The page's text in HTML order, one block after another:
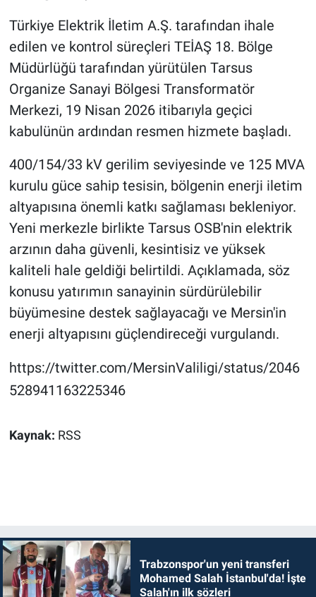
Türkiye Elektrik İletim A.Ş. tarafından ihale
edilen ve kontrol süreçleri TEİAŞ 18. Bölge
Müdürlüğü tarafından yürütülen Tarsus
Organize Sanayi Bölgesi Transformatör
Merkezi, 19 Nisan 2026 itibarıyla geçici
kabulünün ardından resmen hizmete başladı.
400/154/33 kV gerilim seviyesinde ve 125 MVA
kurulu güce sahip tesisin, bölgenin enerji iletim
altyapısına önemli katkı sağlaması bekleniyor.
Yeni merkezle birlikte Tarsus OSB'nin elektrik
arzının daha güvenli, kesintisiz ve yüksek
kaliteli hale geldiği belirtildi. Açıklamada, söz
konusu yatırımın sanayinin sürdürülebilir
büyümesine destek sağlayacağı ve Mersin'in
enerji altyapısını güçlendireceği vurgulandı.
https://twitter.com/MersinValiligi/status/2046
528941163225346
Kaynak: RSS
Trabzonspor'un yeni transferi
Mohamed Salah İstanbul'da! İşte
Salah'ın ilk sözleri